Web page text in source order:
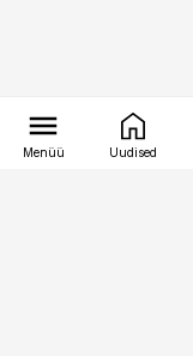
Menüü Uudised